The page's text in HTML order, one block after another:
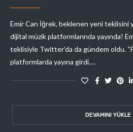
Emir Can İğrek, beklenen yeni teklisini
dijital müzik platformlarında yayında!
teklisiyle Twitter’da da gündem oldu.
platformlarda yayına girdi.…
DEVAMINI YÜKLE